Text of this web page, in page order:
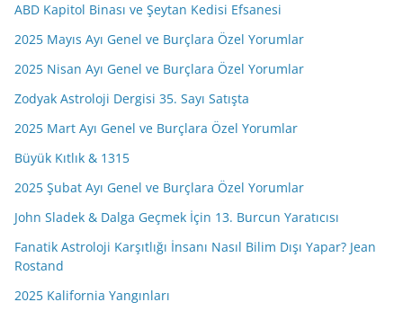
ABD Kapitol Binası ve Şeytan Kedisi Efsanesi
2025 Mayıs Ayı Genel ve Burçlara Özel Yorumlar
2025 Nisan Ayı Genel ve Burçlara Özel Yorumlar
Zodyak Astroloji Dergisi 35. Sayı Satışta
2025 Mart Ayı Genel ve Burçlara Özel Yorumlar
Büyük Kıtlık & 1315
2025 Şubat Ayı Genel ve Burçlara Özel Yorumlar
John Sladek & Dalga Geçmek İçin 13. Burcun Yaratıcısı
Fanatik Astroloji Karşıtlığı İnsanı Nasıl Bilim Dışı Yapar? Jean
Rostand
2025 Kalifornia Yangınları